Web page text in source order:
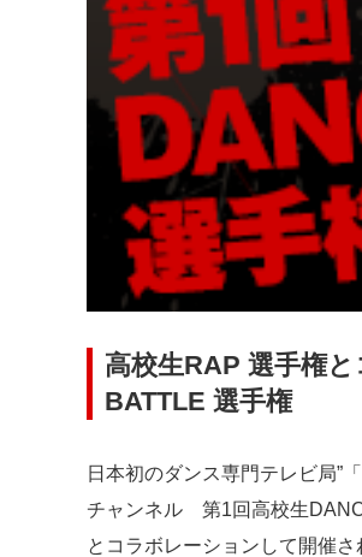
高校生RAP 選手権
BATTLE 選手権
日本初のダンス専門テレビ局”
チャンネル 第1回高校生
とコラボレーションして開催さ